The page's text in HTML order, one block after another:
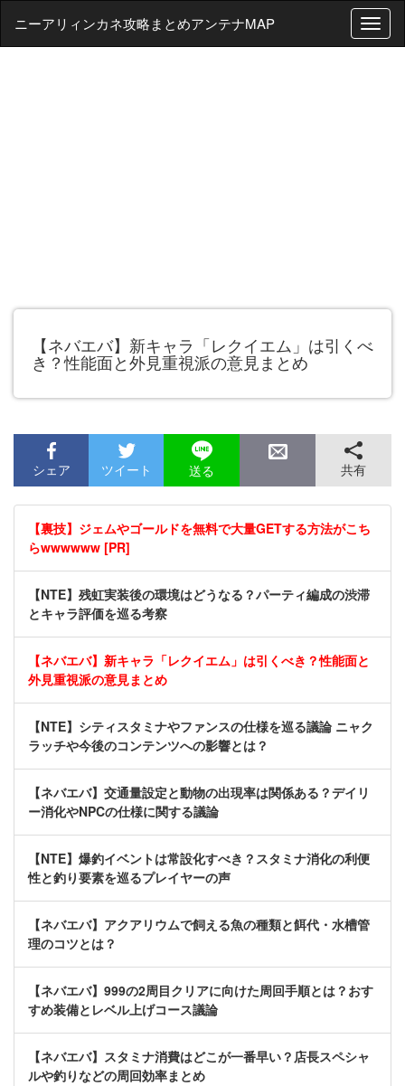
T
o
ニーアリィンカネ攻略まとめアンテナMAP
【ネバエバ】新キャラ「レクイエム」は引くべ
き？性能面と外見重視派の意見まとめ
シェア ツイート 送る 共有
【裏技】ジェムやゴールドを無料で大量GETする方法がこち
らwwwwww [PR]
【NTE】残虹実装後の環境はどうなる？パーティ編成の渋滞
とキャラ評価を巡る考察
【ネバエバ】新キャラ「レクイエム」は引くべき？性能面と
外見重視派の意見まとめ
【NTE】シティスタミナやファンスの仕様を巡る議論 ニャク
ラッチや今後のコンテンツへの影響とは？
【ネバエバ】交通量設定と動物の出現率は関係ある？デイリ
ー消化やNPCの仕様に関する議論
【NTE】爆釣イベントは常設化すべき？スタミナ消化の利便
性と釣り要素を巡るプレイヤーの声
【ネバエバ】アクアリウムで飼える魚の種類と餌代・水槽管
理のコツとは？
【ネバエバ】999の2周目クリアに向けた周回手順とは？おす
すめ装備とレベル上げコース議論
【ネバエバ】スタミナ消費はどこが一番早い？店長スペシャ
ルや釣りなどの周回効率まとめ